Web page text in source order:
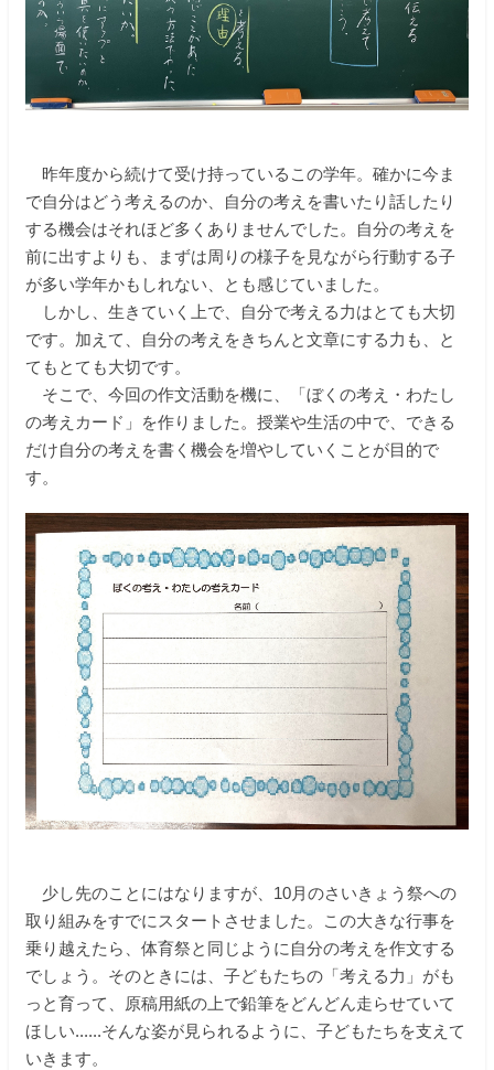
昨年度から続けて受け持っているこの学年。確かに今ま
で自分はどう考えるのか、自分の考えを書いたり話したり
する機会はそれほど多くありませんでした。自分の考えを
前に出すよりも、まずは周りの様子を見ながら行動する子
が多い学年かもしれない、とも感じていました。
しかし、生きていく上で、自分で考える力はとても大切
です。加えて、自分の考えをきちんと文章にする力も、と
てもとても大切です。
そこで、今回の作文活動を機に、「ぼくの考え・わたし
の考えカード」を作りました。授業や生活の中で、できる
だけ自分の考えを書く機会を増やしていくことが目的で
す。
少し先のことにはなりますが、10月のさいきょう祭への
取り組みをすでにスタートさせました。この大きな行事を
乗り越えたら、体育祭と同じように自分の考えを作文する
でしょう。そのときには、子どもたちの「考える力」がも
っと育って、原稿用紙の上で鉛筆をどんどん走らせていて
ほしい......そんな姿が見られるように、子どもたちを支えて
いきます。